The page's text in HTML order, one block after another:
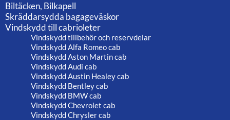
Biltäcken, Bilkapell
Skräddarsydda bagageväskor
Vindskydd till cabrioleter
Vindskydd tillbehör och reservdelar
Vindskydd Alfa Romeo cab
Vindskydd Aston Martin cab
Vindskydd Audi cab
Vindskydd Austin Healey cab
Vindskydd Bentley cab
Vindskydd BMW cab
Vindskydd Chevrolet cab
Vindskydd Chrysler cab